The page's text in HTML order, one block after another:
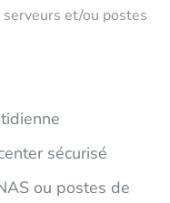
et/ou postes
sécurisé
ou postes de